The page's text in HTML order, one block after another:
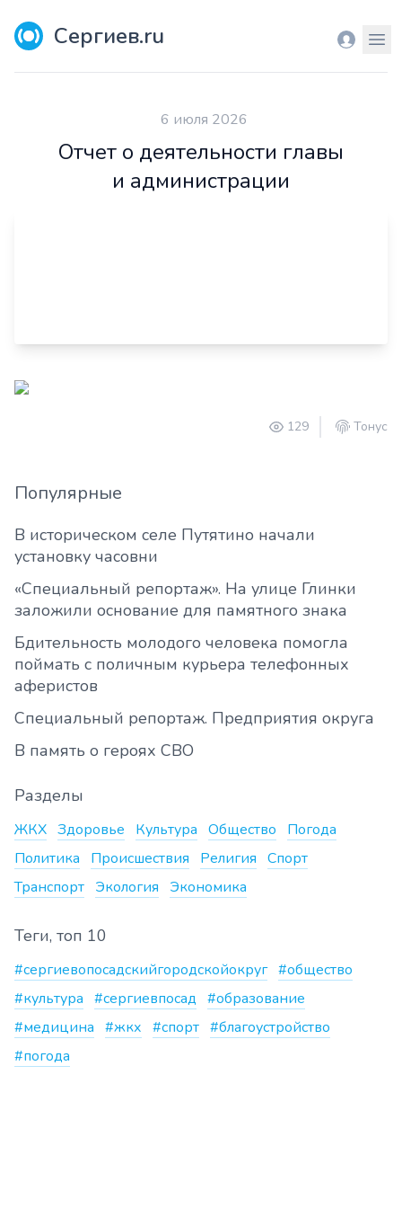
Сергиев.ru Вход
6 июля 2026
Отчет о деятельности главы
и администрации
129 Тонус
Популярные
В историческом селе Путятино начали
установку часовни
«Специальный репортаж». На улице Глинки
заложили основание для памятного знака
Бдительность молодого человека помогла
поймать с поличным курьера телефонных
аферистов
Специальный репортаж. Предприятия округа
В память о героях СВО
Разделы
ЖКХ Здоровье Культура Общество
Погода
Политика
Происшествия Религия Спорт
Транспорт Экология Экономика
Теги, топ 10
#сергиевопосадскийгородскойокруг #общество
#культура #сергиевпосад #образование
#медицина #жкх #спорт #благоустройство
#погода